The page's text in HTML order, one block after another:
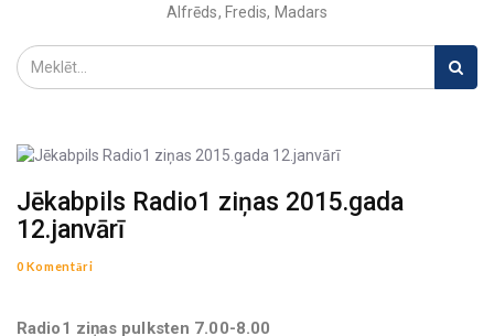
Alfrēds, Fredis, Madars
Jēkabpils Radio1 ziņas 2015.gada
12.janvārī
0 Komentāri
Radio1 ziņas pulksten 7.00-8.00